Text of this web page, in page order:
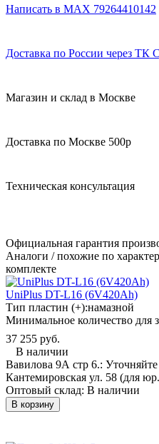
Написать в MAX 79264410142
Доставка по России через
Магазин и склад в Москве
Доставка по Москве 500р
Техническая консультация
Официальная гарантия
Аналоги / похожие по
комплекте
UniPlus DT-L16 (6V420Ah)
Тип пластин (+):намазной
Минимальное количество для
37 255 руб.
В наличии
Вавилова 9А стр 6.: Уточняйте
Кантемировская ул. 58 (для
Оптовый склад: В наличии
В корзину